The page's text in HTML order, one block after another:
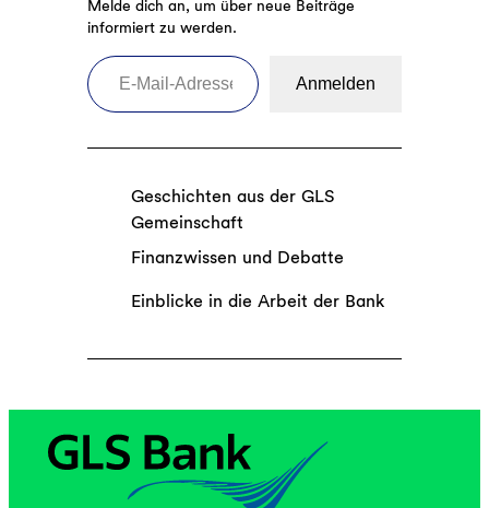
Melde dich an, um über neue Beiträge
informiert zu werden.
E-Mail-Adresse eingeben
Anmelden
Geschichten aus der GLS
Gemeinschaft
Finanzwissen und Debatte
Einblicke in die Arbeit der Bank